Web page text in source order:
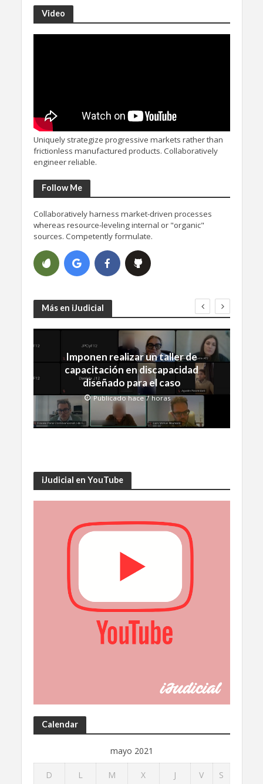
Video
Uniquely strategize progressive markets rather than
frictionless manufactured products. Collaboratively
engineer reliable.
Follow Me
Collaboratively harness market-driven processes
whereas resource-leveling internal or "organic"
sources. Competently formulate.
Más en iJudicial
Imponen realizar un taller de
capacitación en discapacidad
diseñado para el caso
Publicado hace 7 horas
iJudicial en YouTube
Calendar
mayo 2021
D L M X J V S